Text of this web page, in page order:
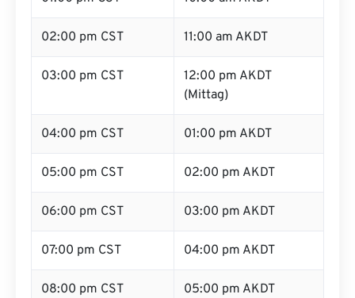
02:00 pm CST 11:00 am AKDT
03:00 pm CST
12:00 pm AKDT
(Mittag)
04:00 pm CST 01:00 pm AKDT
05:00 pm CST 02:00 pm AKDT
06:00 pm CST 03:00 pm AKDT
07:00 pm CST 04:00 pm AKDT
08:00 pm CST 05:00 pm AKDT